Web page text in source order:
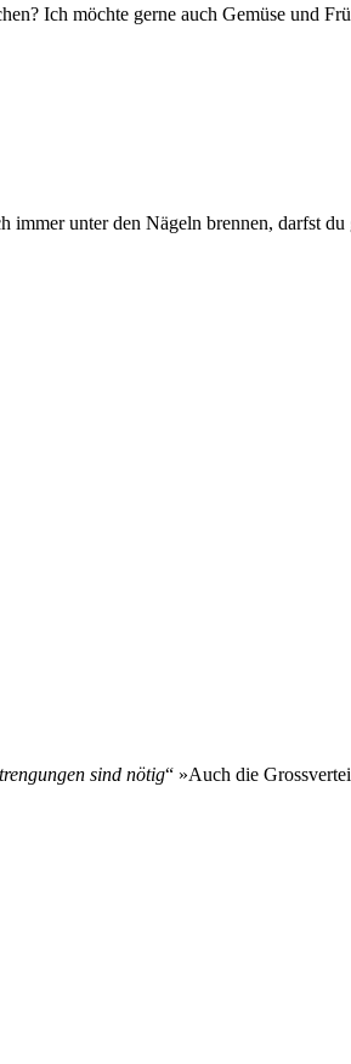
Ich möchte gerne auch Gemüse und
unter den Nägeln brennen, darfst du
sind nötig“ »Auch die